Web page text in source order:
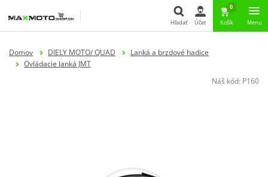
Hľadať Účet
0
Košík Menu
Domov DIELY MOTO/ QUAD
Lanká a brzdové hadice
Ovládacie lanká JMT
Náš kód: P160